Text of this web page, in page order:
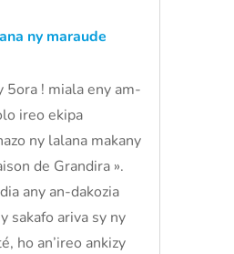
ny maraude
5ora ! miala eny am-
ireo ekipa
ny lalana makany
de Grandira ».
any an-dakozia
sakafo ariva sy ny
ho an’ireo ankizy